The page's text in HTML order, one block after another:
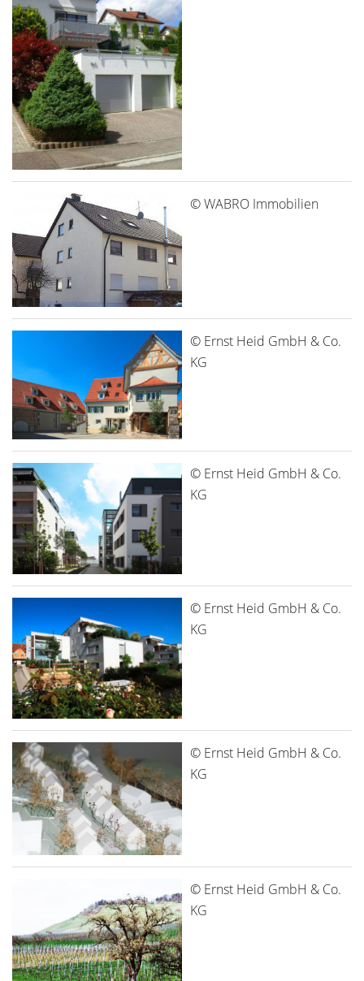
© WABRO Immobilien
© Ernst Heid GmbH & Co.
KG
© Ernst Heid GmbH & Co.
KG
© Ernst Heid GmbH & Co.
KG
© Ernst Heid GmbH & Co.
KG
© Ernst Heid GmbH & Co.
KG